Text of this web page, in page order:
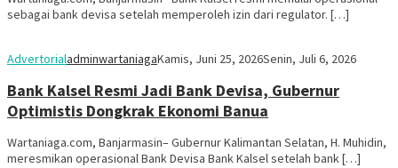
sebagai bank devisa setelah memperoleh izin dari regulator. […]
AdvertorialadminwartaniagaKamis, Juni 25, 2026Senin, Juli 6, 2026
Bank Kalsel Resmi Jadi Bank Devisa, Gubernur
Optimistis Dongkrak Ekonomi Banua
Wartaniaga.com, Banjarmasin– Gubernur Kalimantan Selatan, H. Muhidin,
meresmikan operasional Bank Devisa Bank Kalsel setelah bank […]